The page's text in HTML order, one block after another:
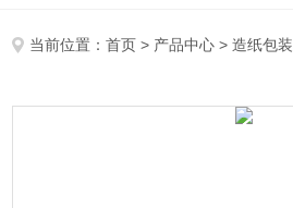
当前位置：首页 > 产品中心 >造纸包装